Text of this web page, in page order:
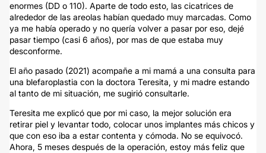
enormes (DD o 110). Aparte de todo esto, las cicatrices de
alrededor de las areolas habían quedado muy marcadas. Como
ya me había operado y no quería volver a pasar por eso, dejé
pasar tiempo (casi 6 años), por mas de que estaba muy
desconforme.
El año pasado (2021) acompañe a mi mamá a una consulta para
una blefaroplastia con la doctora Teresita, y mi madre estando
al tanto de mi situación, me sugirió consultarle.
Teresita me explicó que por mi caso, la mejor solución era
retirar piel y levantar todo, colocar unos implantes más chicos y
que con eso iba a estar contenta y cómoda. No se equivocó.
Ahora, 5 meses después de la operación, estoy más feliz que